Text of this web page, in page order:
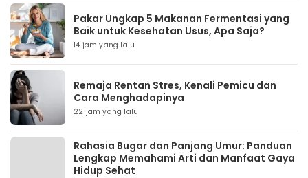
Pakar Ungkap 5 Makanan Fermentasi yang
Baik untuk Kesehatan Usus, Apa Saja?
14 jam yang lalu
Remaja Rentan Stres, Kenali Pemicu dan
Cara Menghadapinya
22 jam yang lalu
Rahasia Bugar dan Panjang Umur: Panduan
Lengkap Memahami Arti dan Manfaat Gaya
Hidup Sehat